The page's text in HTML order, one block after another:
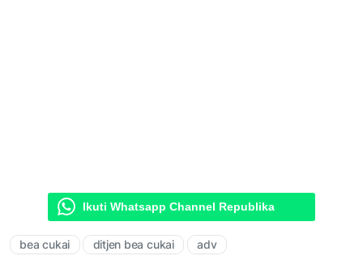
Ikuti Whatsapp Channel Republika
bea cukai ditjen bea cukai adv